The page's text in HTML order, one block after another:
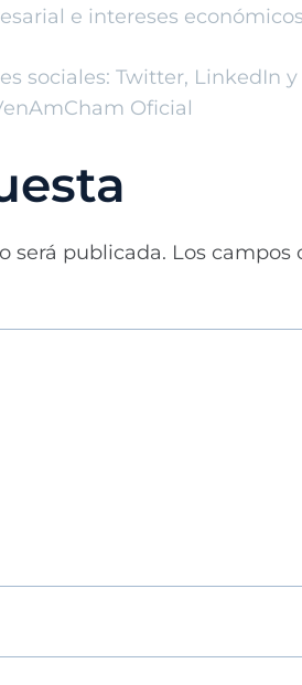
e intereses
sociales: Twitter, LinkedIn
Oficial
será publicada. Los campos